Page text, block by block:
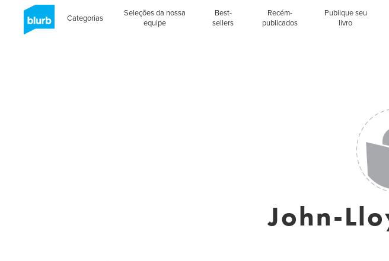
Categorias
Seleções da nossa
equipe
Best-
sellers
Recém-
publicados
Publique seu
livro
John-